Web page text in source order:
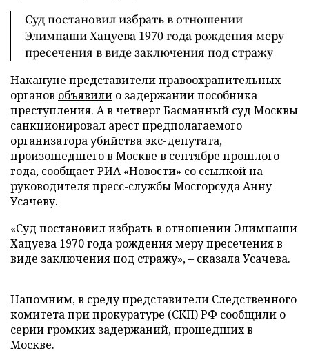
Суд постановил избрать в отношении
Элимпаши Хацуева 1970 года рождения меру
пресечения в виде заключения под стражу
Накануне представители правоохранительных
органов объявили о задержании пособника
преступления. А в четверг Басманный суд Москвы
санкционировал арест предполагаемого
организатора убийства экс-депутата,
произошедшего в Москве в сентябре прошлого
года, сообщаетРИА «Новости» со ссылкой на
руководителя пресс-службы Мосгорсуда Анну
Усачеву.
«Суд постановил избрать в отношении Элимпаши
Хацуева 1970 года рождения меру пресечения в
виде заключения под стражу», – сказала Усачева.
Напомним, в среду представители Следственного
комитета при прокуратуре (СКП) РФ сообщили о
серии громких задержаний, прошедших в
Москве.